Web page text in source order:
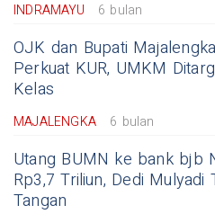
INDRAMAYU 6 bulan
OJK dan Bupati
Perkuat KUR, UMKM
Kelas
MAJALENGKA 6 bulan
Utang BUMN ke bank bjb
Rp3,7 Triliun, Dedi Mulyadi
Tangan